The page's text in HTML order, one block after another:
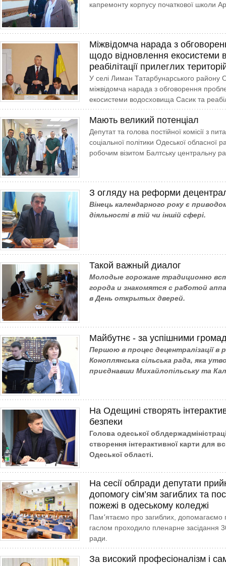
капремонту корпусу початкової школи
Міжвідомча нарада з
щодо відновлення екосистеми
реабілітації прилеглих
У селі Лиман Татарбунарського району
міжвідомча нарада з обговорення
екосистеми водосховища Сасик та
Мають великий потенціал
Депутат та голова постійної комісії з
соціальної політики Одеської обласної
робочим візитом Балтську центральну
З огляду на реформи
Вінець календарного року є
діяльності в тій чи іншій сфері.
Такой важный диалог
Молодые горожане традиционно
города и знакомятся с работой
в День открытых дверей.
Майбутнє - за успішними
Першою в процес децентралізації в
Коноплянська сільська рада, яка
приєднавши Михайлопільську та
На Одещині створять
безпеки
Голова одеської
створення інтерактивної карти для
Одеської області.
На сесії облради депутати
допомогу сім’ям загиблих та
пожежі в одеському коледжі
Пам՚ятаємо про загиблих,
гаслом проходило пленарне засідання
ради.
За високий професіоналізм і